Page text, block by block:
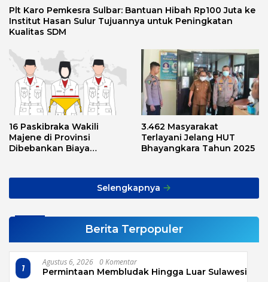
Plt Karo Pemkesra Sulbar: Bantuan Hibah Rp100 Juta ke
Institut Hasan Sulur Tujuannya untuk Peningkatan
Kualitas SDM
16 Paskibraka Wakili
Majene di Provinsi
Dibebankan Biaya
3.462 Masyarakat
Terlayani Jelang HUT
Bhayangkara Tahun 2025
Selengkapnya
Berita Terpopuler
1
Agustus 6, 2026 0 Komentar
Permintaan Membludak Hingga Luar Sulawesi